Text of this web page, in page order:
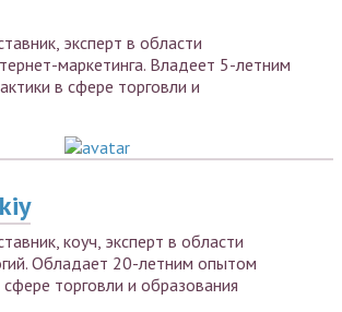
эксперт в области
маркетинга. Владеет 5-летним
в сфере торговли и
коуч, эксперт в области
Обладает 20-летним опытом
торговли и образования